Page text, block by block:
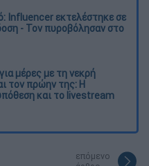
Influencer εκτελέστηκε σε
- Τον πυροβόλησαν στο
μέρες με τη νεκρή
τον πρώην της: Η
και το livestream
επόμενο